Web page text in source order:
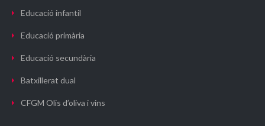
Educació infantil
Educació primària
Educació secundària
Batxillerat dual
CFGM Olis d’oliva i vins